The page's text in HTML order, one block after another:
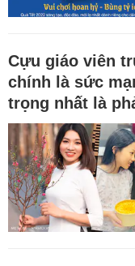
Cựu giáo viên
chính là sức
trọng nhất là